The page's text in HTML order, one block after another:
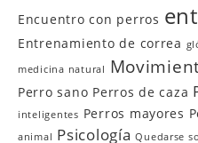
Encuentro con perros
Entrenamiento de correa
medicina natural
Perro sano Perros de caza
inteligentes Perros mayores
animal Psicología Quedarse